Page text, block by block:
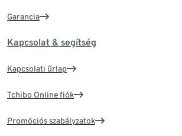
Garancia
Kapcsolat & segítség
Kapcsolati űrlap
Tchibo Online fiók
Promóciós szabályzatok